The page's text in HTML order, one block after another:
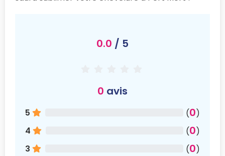
0.0 / 5
0 avis
5 (0)
4
(0)
3
(0)